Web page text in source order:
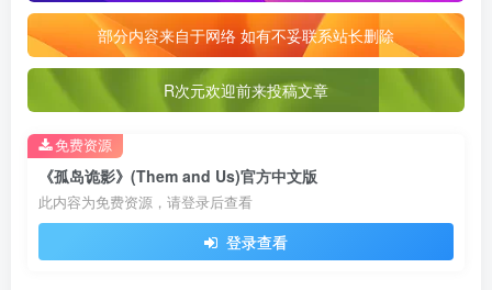
部分内容来自于网络 如有不妥联系站长删除
R次元欢迎前来投稿文章
《孤岛诡影》(Them and Us)官方中文版
此内容为免费资源，请登录后查看
登录查看
免费资源